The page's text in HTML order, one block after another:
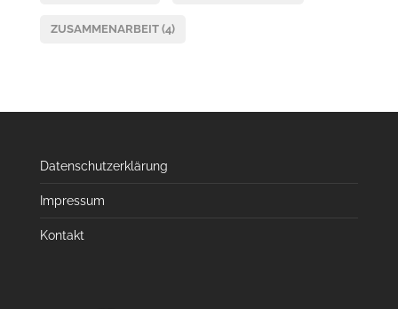
ZUSAMMENARBEIT (4)
Datenschutzerklärung
Impressum
Kontakt